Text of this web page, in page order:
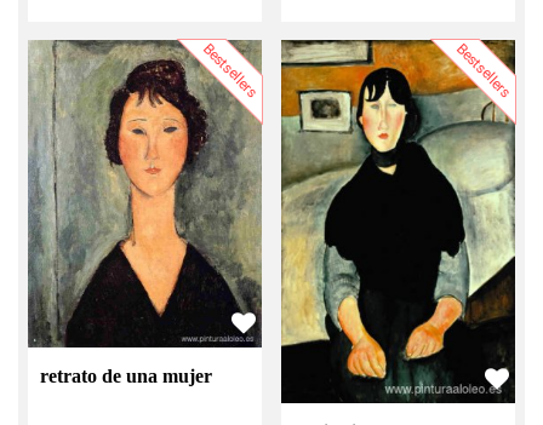
Bestsellers
retrato de una mujer
Bestsellers